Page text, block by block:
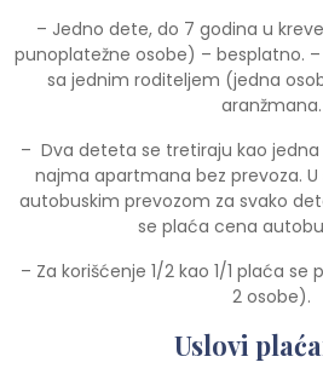
– Jedno dete, do 7 godina u
punoplatežne osobe) – besplatno.
sa jednim roditeljem (jedna
aranžmana.
– Dva deteta se tretiraju kao
najma apartmana bez prevoza.
autobuskim prevozom za svako
se plaća cena
– Za korišćenje 1/2 kao 1/1 plaća
2 osobe).
Uslovi